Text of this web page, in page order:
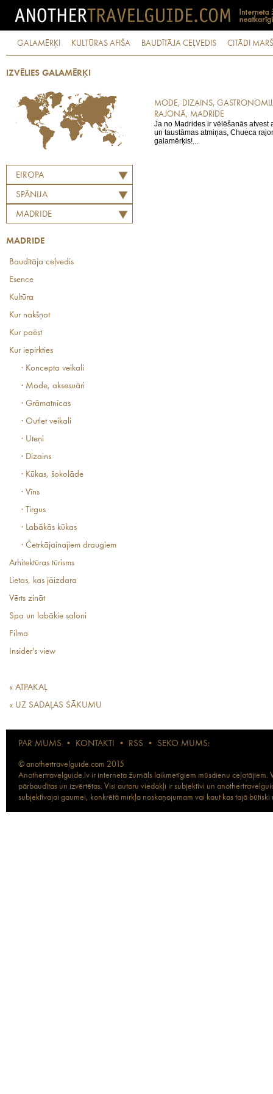
GALAMĒRĶI KULTŪRAS AFIŠA BAUDĪTĀJA CEĻVEDIS CITĀDI
IZVĒLIES GALAMĒRĶI
EIROPA
SPĀNIJA
MADRIDE
MADRIDE
Baudītāja ceļvedis
Esence
Kultūra
Kur nakšņot
Kur paēst
Kur iepirkties
· Koncepta veikali
· Mode, aksesuāri
· Grāmatnīcas
· Outlet veikali
· Uteņi
· Dizains
· Kūkas, šokolāde
· Vīns
· Tirgus
· Labākās kūkas
· Četrkājainajiem draugiem
Arhitektūras tūrisms
Lietas, kas jāizdara
Vērts zināt
Spa un labākie saloni
Filma
Insider's view
« ATPAKAĻ
« UZ SADAĻAS SĀKUMU
MODE, DIZAINS,
RAJONĀ, MADRIDE
Ja no Madrides ir vēlēšanās atvest
un taustāmas atmiņas, Chueca
galamērķis!...
PAR MUMS • KONTAKTI • RSS • SEKO MUMS:
© anothertravelguide.com 2015
Anothertravelguide.lv ir interneta žurnāls laikmetīgiem mūsdienu
pārbaudītas un izvērtētas. Visi autoru viedokļi ir subjektīvi un
subjektīvajai gaumei, konkrētā mirkļa noskaņojumam vai kaut kas tajā